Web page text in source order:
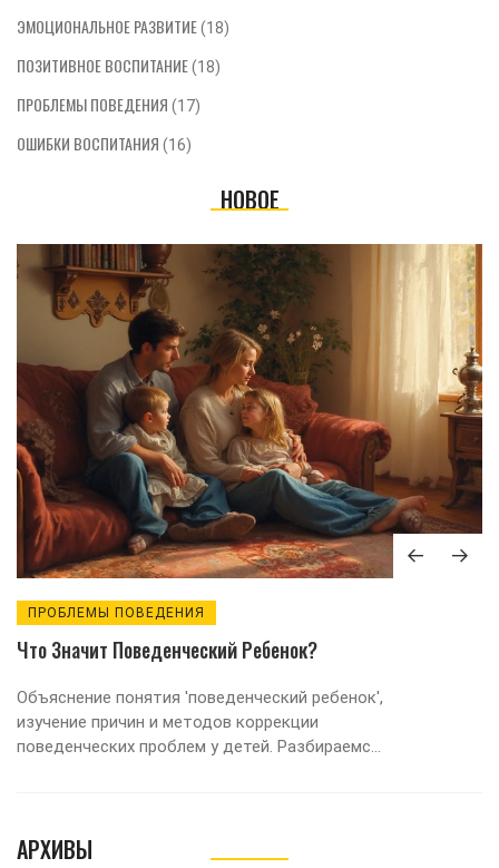
ЭМОЦИОНАЛЬНОЕ РАЗВИТИЕ(18)
ПОЗИТИВНОЕ ВОСПИТАНИЕ(18)
ПРОБЛЕМЫ ПОВЕДЕНИЯ (17)
ОШИБКИ ВОСПИТАНИЯ (16)
НОВОЕ
ПРОБЛЕМЫ ПОВЕДЕНИЯ
Что Значит Поведенческий Ребенок?
Объяснение понятия 'поведенческий ребенок',
изучение причин и методов коррекции
поведенческих проблем у детей. Разбираемся,
практические советы для родителей,
АРХИВЫ